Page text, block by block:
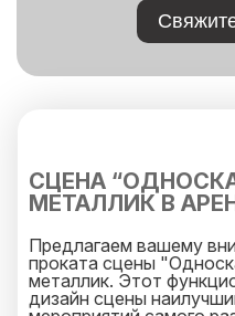
СЦЕНА
МЕТАЛЛИК В
Предлагаем вашему
проката сцены
металлик. Этот
дизайн сцены